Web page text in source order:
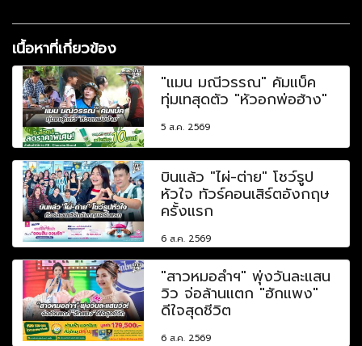
เนื้อหาที่เกี่ยวข้อง
"แมน มณีวรรณ" คัมแบ็ค
ทุ่มเทสุดตัว "หัวอกพ่อฮ้าง"
5 ส.ค. 2569
บินแล้ว "ไผ่-ต่าย" โชว์รูป
หัวใจ ทัวร์คอนเสิร์ตอังกฤษ
ครั้งแรก
6 ส.ค. 2569
"สาวหมอลำฯ" พุ่งวันละแสน
วิว จ่อล้านแตก "ฮักแพง"
ดีใจสุดชีวิต
6 ส.ค. 2569